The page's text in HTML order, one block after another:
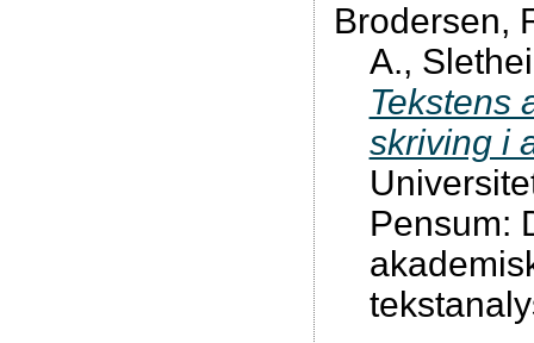
Brodersen,
A.,
Tekstens
skriving i
Pensum: